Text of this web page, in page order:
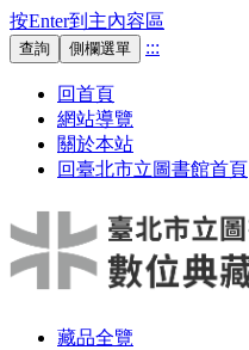
按Enter到主內容區
查詢 側欄選單 :::
回首頁
網站導覽
關於本站
回臺北市立圖書館首頁
藏品全覽